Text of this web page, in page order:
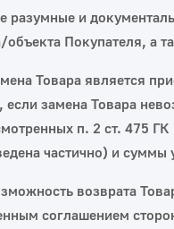
разумные и
объекта Покупателя, а
Товара является
если замена Товара
п. 2 ст. 475
частично) и суммы
возврата
соглашением